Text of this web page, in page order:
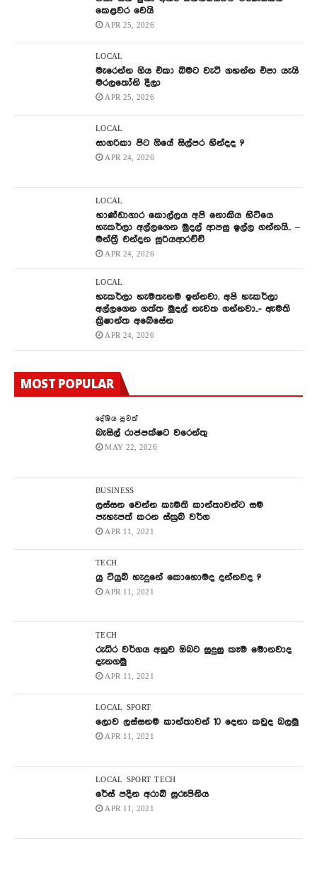
කෙළවර වෙයි
APR 25, 2026
LOCAL
මැරෙන්න ගිය එකා බිමට වැටී ගහන්න එපා යැයි
මරලතෝනි දීලා
APR 25, 2026
LOCAL
සාගරිකා පිට ගියේ සිල්පර හින්දද ?
APR 24, 2026
LOCAL
භාණ්ඩාගාර කොල්ලය අපි නොකිය හිටියෙ
හැකර්ලා අල්ලගෙන මුදල් ආපසු ඉල්ල ගන්නයි.. –
මන්ත්‍රී චන්දන සූරියආරච්චි
APR 24, 2026
LOCAL
හැකර්ලා හැමතැනම ඉන්නවා. අපි හැකර්ලා
අල්ලගෙන ගත්ත මුදල් නැවත ගන්නවා..- ඇමති
ක්‍රිෂාන්ත අබේසේන
APR 24, 2026
MOST POPULAR
දේශිය පුවත්
බැසිල් රාජපක්ෂට වරෙන්තු
MAY 22, 2026
BUSINESS
ලස්සන වෙන්න කැමති කාන්තාවන්ට සම
පැහැපත් කරන ස්ක්‍රබ් වර්ග
APR 11, 2021
TECH
යු ටියුබ් හැදුනේ කොහොමද දන්නවද ?
APR 11, 2021
TECH
රුධිර වර්ගය අනුව ඔබට සුදුසු කෑම මොනවාද
දැනගමු
APR 11, 2021
LOCAL SPORT
ලොව ලස්සනම කාන්තාවන් 10 දෙනා කවුද බලමු
APR 11, 2021
LOCAL SPORT TECH
රේස් පදින අරාබි සුරූපිනිය
APR 11, 2021